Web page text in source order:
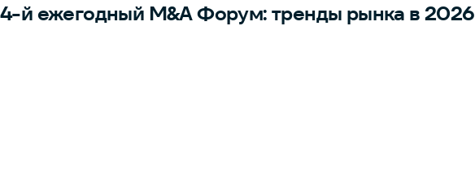
4-й ежегодный M&A Форум: тренды рынка в 2026